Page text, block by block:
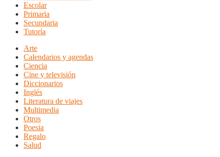
Escolar
Primaria
Secundaria
Tutoría
Arte
Calendarios y agendas
Ciencia
Cine y televisión
Diccionarios
Inglés
Literatura de viajes
Multimedia
Otros
Poesia
Regalo
Salud